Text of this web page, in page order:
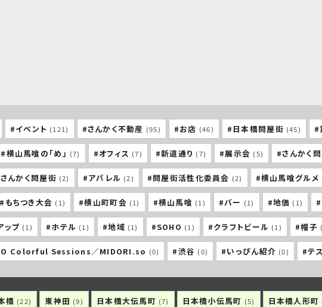
#イベント (121) #さんかく不動産 (95) #お店 (46) #日本橋問屋街 (45) #
#横山馬喰の「め」 (7) #オフィス (7) #新道通り (7) #展示会 (5) #さんかく
んかく問屋街 (2) #アパレル (2) #問屋街活性化委員会 (2) #横山馬喰グルメ
#もちつき大会 (1) #横山町町会 (1) #横山馬喰 (1) #バー (1) #地価 (1)
ップ (1) #ホテル (1) #地域 (1) #SOHO (1) #クラフトビール (1) #帽子
Colorful Sessions／MIDORI.so (0) #渋谷 (0) #いっぴん紹介 (0) #テ
橋 (22) 東神田 (9) 日本橋大伝馬町 (7) 日本橋小伝馬町 (5) 日本橋人形町